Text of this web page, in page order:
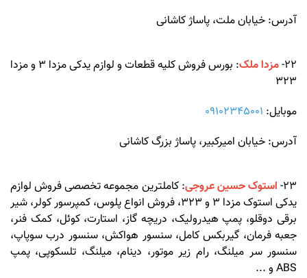
آدرس: خیابان ملت، پاساژ کاشانی
22- مزدا ملک
: بورس فروش کلیه قطعات و لوازم یدکی مزدا 3 و مزدا
323
موبایل: 09102345001
آدرس: خیابان امیرکبیر، پاساژ بزرگ کاشانی
23- استوک حسین عروجی: کاملترین مجموعه تخصصی فروش لوازم
یدکی استوک مزدا 3 و 323، فروش انواع پلوس، کمپرسور کولر، شیر
برقی دوقلو، پمپ هیدرولیک، دریچه گاز، استارت، کوئل، کمک فنر،
جعبه فرمان، گیربکس کامل، سنسور هواکش، سنسور درب سوپاپ،
سنسور سر میلنگ، رام زیر موتور، دینام، میلنگ، تلسکوپی، پمپ
ABS و ...